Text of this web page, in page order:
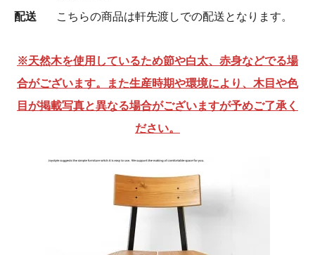
配送
こちらの商品は軒先渡しでの配送となります。
※天然木を使用しているため節や白太、赤身などでる場
合がございます。また生産時期や環境により、木目や色
目が掲載写真と異なる場合がございますが予めご了承く
ださい。